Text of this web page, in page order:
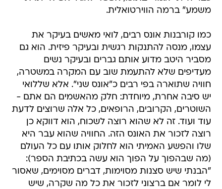
משמע" ברמה הווירטואלית.
כמו קורבנות אונס רבים, לואי מאשים בעיקר את
עצמו, מנסה להתנקות רגשית ובעיקר פיזית. הוא גם
מסביר היטב מדוע אותם גברים ובעיקר נשים
מעדיפים שלא להתעמת שוב עם המקרה במשטרה,
חוויה שתוארה בפי רבים כ"אונס שני". אלא שללואי
יש סיבה אחרת, מיוחדת: חלק מהאשמים הם אתם -
השוטרים, הקרובים, הרופאים, כל אלה שרוצים לדעת
עוד ועוד. זה לא שהוא רוצה לשכוח, הוא דווקא כן
רוצה לזכור את האונס הזה. החוויה שהוא עבר היא
שלו והפשע האמיתי הוא לחלוק אותו עם כל העולם
(מה שבהפוך על הפוך הוא עשה בכתיבת הספר):
"הבנתי שיש סצנות מסוימות, דברים מסוימים, שאסור
לי לומר אם ברצוני לזכור את כל מה שקרה, שיש